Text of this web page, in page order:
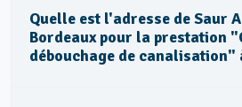
Quelle est l'adresse de Saur
Bordeaux pour la prestation
débouchage de canalisation"